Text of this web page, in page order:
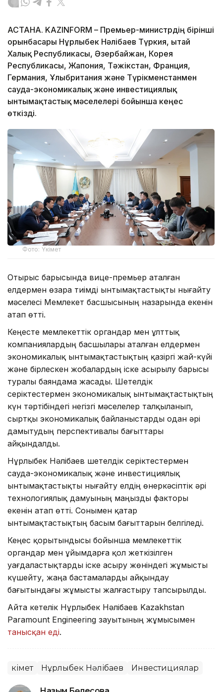
АСТАНА. KAZINFORM – Премьер-министрдің бірінші
орынбасары Нұрлыбек Нәлібаев Түркия, Қытай
Халық Республикасы, Әзербайжан, Корея
Республикасы, Жапония, Тәжікстан, Франция,
Германия, Ұлыбритания және Түрікменстанмен
сауда-экономикалық және инвестициялық
ынтымақтастық мәселелері бойынша кеңес
өткізді.
Фото: Үкімет
Отырыс барысында вице-премьер аталған
елдермен өзара тиімді ынтымақтастықты нығайту
мәселесі Мемлекет басшысының назарында екенін
атап өтті.
Кеңесте мемлекеттік органдар мен ұлттық
компаниялардың басшылары аталған елдермен
экономикалық ынтымақтастықтың қазіргі жай-күйі
және бірлескен жобалардың іске асырылу барысы
туралы баяндама жасады. Шетелдік
серіктестермен экономикалық ынтымақтастықтың
күн тәртібіндегі негізгі мәселелер талқыланып,
сыртқы экономикалық байланыстарды одан әрі
дамытудың перспективалы бағыттары
айқындалды.
Нұрлыбек Нәлібаев шетелдік серіктестермен
сауда-экономикалық және инвестициялық
ынтымақтастықты нығайту елдің өнеркәсіптік әрі
технологиялық дамуының маңызды факторы
екенін атап өтті. Сонымен қатар
ынтымақтастықтың басым бағыттарын белгіледі.
Кеңес қорытындысы бойынша мемлекеттік
органдар мен ұйымдарға қол жеткізілген
уағдаластықтарды іске асыру жөніндегі жұмысты
күшейту, жаңа бастамаларды айқындау
бағытындағы жұмысты жалғастыру тапсырылды.
Айта кетелік Нұрлыбек Нәлібаев Kazakhstan
Paramount Engineering зауытының жұмысымен
танысқан еді.
Үкімет Нұрлыбек Нәлібаев Инвестициялар